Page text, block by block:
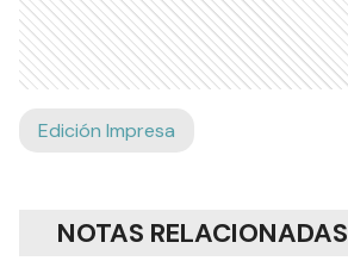
Edición Impresa
NOTAS RELACIONADAS